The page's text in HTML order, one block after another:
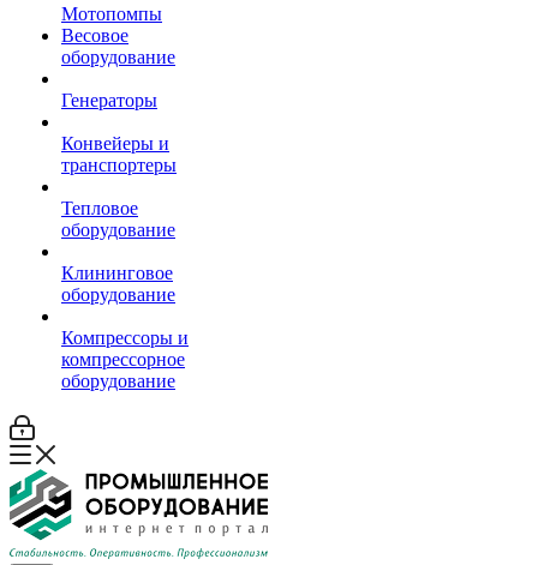
Мотопомпы
Весовое
оборудование
Генераторы
Конвейеры и
транспортеры
Тепловое
оборудование
Клининговое
оборудование
Компрессоры и
компрессорное
оборудование